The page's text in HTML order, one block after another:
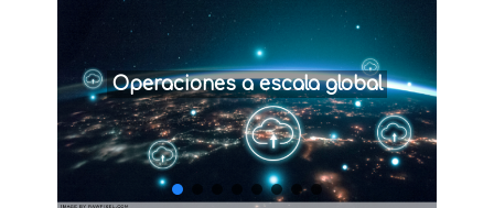
Operaciones a escala global